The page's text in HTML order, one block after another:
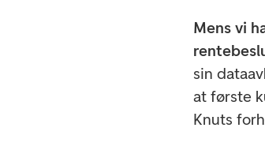
Mens vi
sin
at første
Knuts